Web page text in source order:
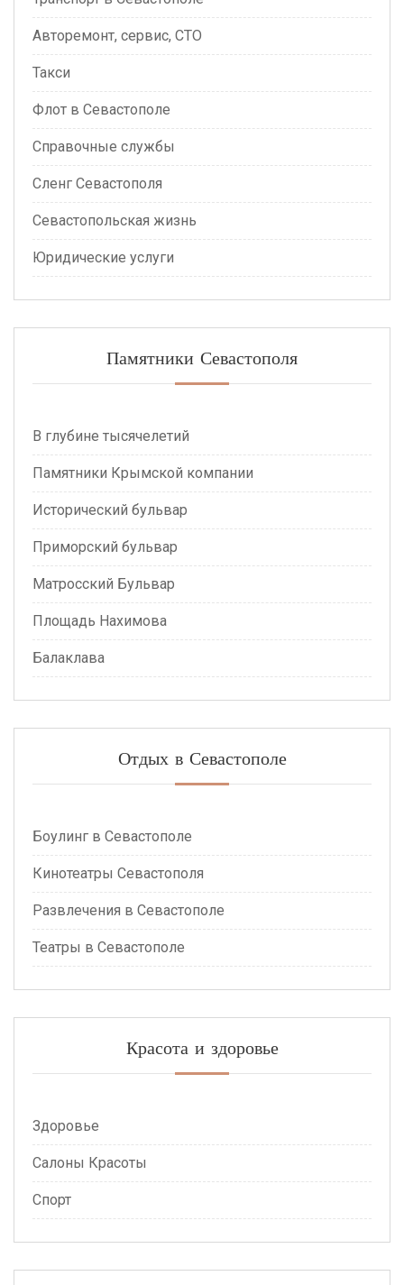
Авторемонт, сервис, СТО
Такси
Флот в Севастополе
Справочные службы
Сленг Севастополя
Севастопольская жизнь
Юридические услуги
Памятники Севастополя
В глубине тысячелетий
Памятники Крымской компании
Исторический бульвар
Приморский бульвар
Матросский Бульвар
Площадь Нахимова
Балаклава
Отдых в Севастополе
Боулинг в Севастополе
Кинотеатры Севастополя
Развлечения в Севастополе
Театры в Севастополе
Красота и здоровье
Здоровье
Салоны Красоты
Спорт